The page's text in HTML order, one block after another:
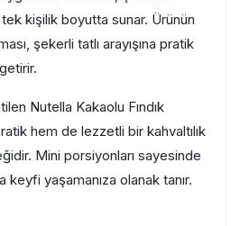
tek kişilik boyutta sunar. Ürünün
şekerli tatlı arayışına pratik
Nutella Kakaolu Fındık
hem de lezzetli bir kahvaltılık
Mini porsiyonları sayesinde
yaşamanıza olanak tanır.